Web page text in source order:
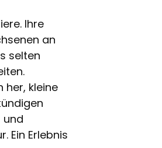
Ihre
an
selten
her, kleine
und
Ein Erlebnis